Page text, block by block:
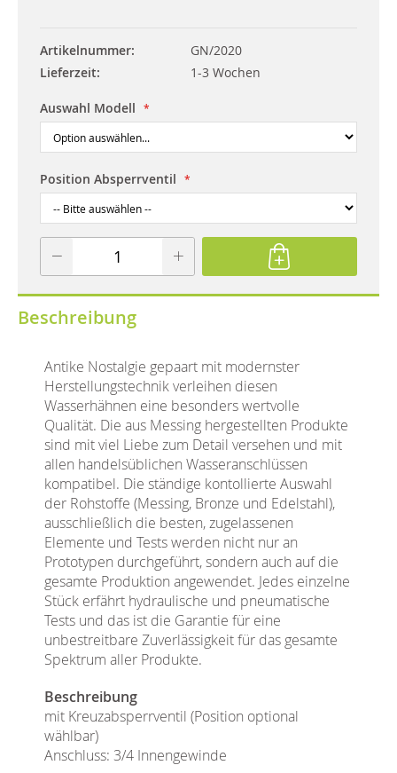
Artikelnummer
GN/2020
Lieferzeit
1-3 Wochen
Auswahl Modell
Position Absperrventil
Beschreibung
Antike Nostalgie gepaart mit modernster
Herstellungstechnik verleihen diesen
Wasserhähnen eine besonders wertvolle
Qualität. Die aus Messing hergestellten Produkte
sind mit viel Liebe zum Detail versehen und mit
allen handelsüblichen Wasseranschlüssen
kompatibel. Die ständige kontollierte Auswahl
der Rohstoffe (Messing, Bronze und Edelstahl),
ausschließlich die besten, zugelassenen
Elemente und Tests werden nicht nur an
Prototypen durchgeführt, sondern auch auf die
gesamte Produktion angewendet. Jedes einzelne
Stück erfährt hydraulische und pneumatische
Tests und das ist die Garantie für eine
unbestreitbare Zuverlässigkeit für das gesamte
Spektrum aller Produkte.
Beschreibung
mit Kreuzabsperrventil (Position optional
wählbar)
Anschluss: 3/4 Innengewinde